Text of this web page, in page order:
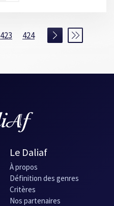
423 424
Le Daliaf
À propos
Définition des genres
Critères
Nos partenaires